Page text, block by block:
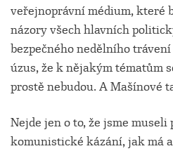
veřejnoprávní médium, které
názory všech hlavních
bezpečného nedělního
úzus, že k nějakým tématům
prostě nebudou. A Mašínové
Nejde jen o to, že jsme museli
komunistické kázání, jak má